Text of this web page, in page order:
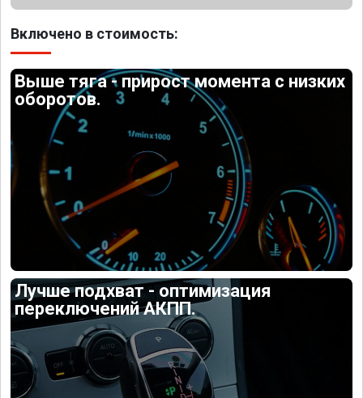
Включено в стоимость:
Выше тяга - прирост момента с низких
оборотов.
Лучше подхват - оптимизация
переключений АКПП.